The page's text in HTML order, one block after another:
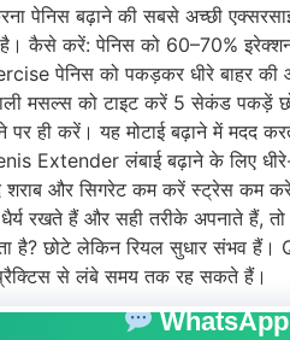
पेनिस बढ़ाने की सबसे अच्छी
करें: पेनिस को 60–70% इरेक्शन
पेनिस को पकड़कर धीरे बाहर
मसल्स को टाइट करें 5 सेकंड पकड़ें
ही करें। यह मोटाई बढ़ाने में मदद
Extender लंबाई बढ़ाने के लिए
और सिगरेट कम करें स्ट्रेस कम
रखते हैं और सही तरीके अपनाते हैं,
है? छोटे लेकिन रियल सुधार संभव
से लंबे समय तक रह सकते हैं।
WhatsApp